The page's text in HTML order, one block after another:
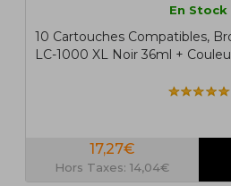
En Stock
10 Cartouches Compatibles,
LC-1000 XL Noir 36ml +
17,27€
Hors Taxes: 14,04€